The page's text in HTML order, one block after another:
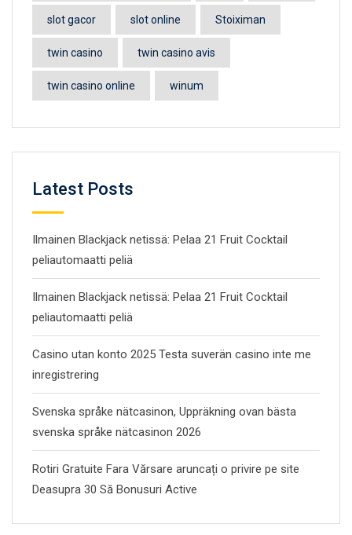
slot gacor slot online Stoiximan
twin casino twin casino avis
twin casino online winum
Latest Posts
Ilmainen Blackjack netissä: Pelaa 21 Fruit Cocktail
peliautomaatti peliä
Ilmainen Blackjack netissä: Pelaa 21 Fruit Cocktail
peliautomaatti peliä
Casino utan konto 2025 Testa suverän casino inte me
inregistrering
Svenska språke nätcasinon, Uppräkning ovan bästa
svenska språke nätcasinon 2026
Rotiri Gratuite Fara Vărsare aruncați o privire pe site
Deasupra 30 Să Bonusuri Active